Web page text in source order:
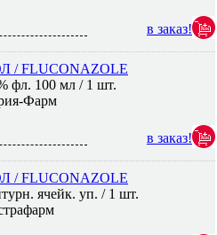
в заказ!
FLUCONAZOLE
фл. 100 мл / 1 шт.
Фарм
в заказ!
FLUCONAZOLE
ячейк. уп. / 1 шт.